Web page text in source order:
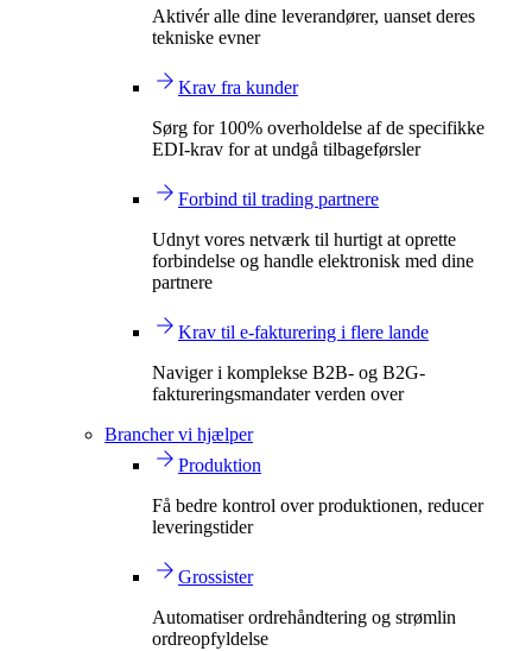
Aktivér alle dine leverandører, uanset deres
tekniske evner
Krav fra kunder
Sørg for 100% overholdelse af de specifikke
EDI-krav for at undgå tilbageførsler
Forbind til trading partnere
Udnyt vores netværk til hurtigt at oprette
forbindelse og handle elektronisk med dine
partnere
Krav til e-fakturering i flere lande
Naviger i komplekse B2B- og B2G-
faktureringsmandater verden over
Brancher vi hjælper
Produktion
Få bedre kontrol over produktionen, reducer
leveringstider
Grossister
Automatiser ordrehåndtering og strømlin
ordreopfyldelse